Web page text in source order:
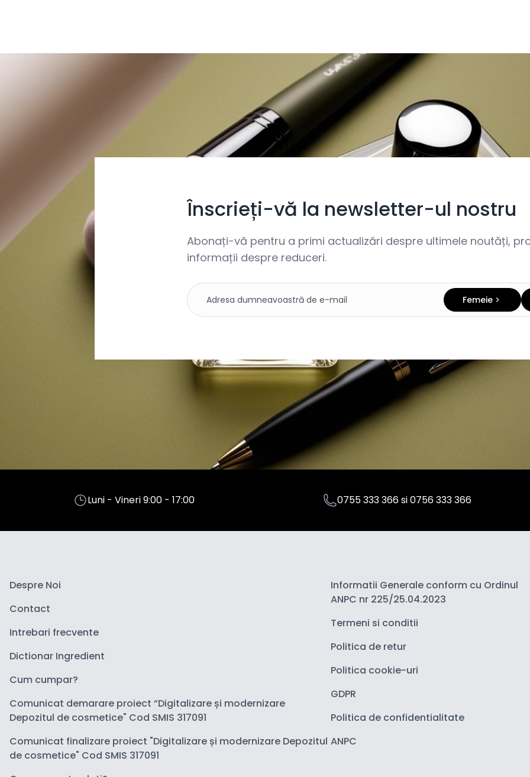
Înscrieți-vă la newsletter-ul nostru
Abonați-vă pentru a primi actualizări despre ultimele noutăți,
informații despre reduceri.
Femeie
Luni - Vineri 9:00 - 17:00 0755 333 366si0756 333 366
Despre Noi
Contact
Intrebari frecvente
Dictionar Ingredient
Cum cumpar?
Comunicat demarare proiect “Digitalizare și modernizare
Depozitul de cosmetice" Cod SMIS 317091
Comunicat finalizare proiect "Digitalizare și modernizare Depozitul
de cosmetice" Cod SMIS 317091
Informatii Generale conform cu Ordinul
ANPC nr 225/25.04.2023
Termeni si conditii
Politica de retur
Politica cookie-uri
GDPR
Politica de confidentialitate
ANPC